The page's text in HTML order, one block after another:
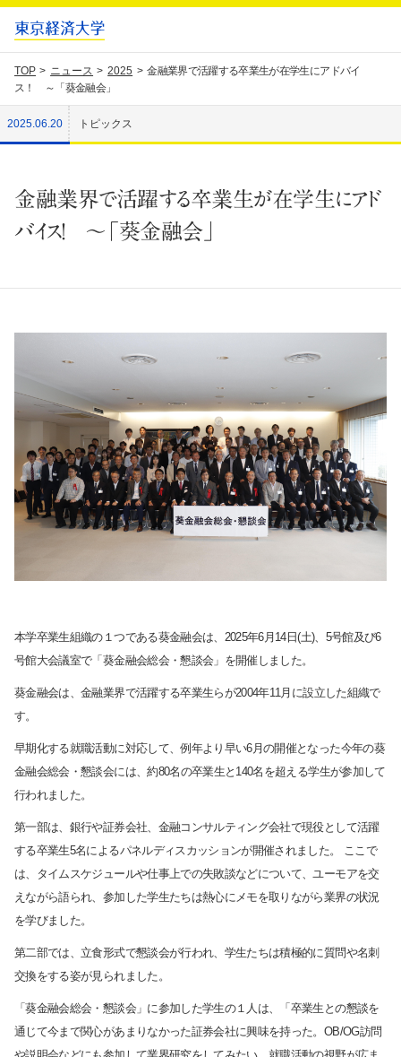
サイト内検索
TOP ニュース 2025
金融業界で活躍する卒業生が在学生にアドバイ
ス！ ～「葵金融会」
2025.06.20 トピックス
金融業界で活躍する卒業生が在学生にアド
バイス！ ～「葵金融会」
本学卒業生組織の１つである葵金融会は、2025年6月14日(土)、5号館及び6
号館大会議室で「葵金融会総会・懇談会」を開催しました。
葵金融会は、金融業界で活躍する卒業生らが2004年11月に設立した組織で
す。
早期化する就職活動に対応して、例年より早い6月の開催となった今年の葵
金融会総会・懇談会には、約80名の卒業生と140名を超える学生が参加して
行われました。
第一部は、銀行や証券会社、金融コンサルティング会社で現役として活躍
する卒業生5名によるパネルディスカッションが開催されました。 ここで
は、タイムスケジュールや仕事上での失敗談などについて、ユーモアを交
えながら語られ、参加した学生たちは熱心にメモを取りながら業界の状況
を学びました。
第二部では、立食形式で懇談会が行われ、学生たちは積極的に質問や名刺
交換をする姿が見られました。
「葵金融会総会・懇談会」に参加した学生の１人は、「卒業生との懇談を
通じて今まで関心があまりなかった証券会社に興味を持った。OB/OG訪問